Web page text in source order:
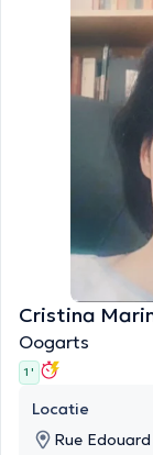
Cristina
Oogarts
1 '
Locatie
Rue